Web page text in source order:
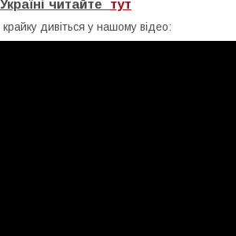
читайте тут
дивіться у нашому відео: